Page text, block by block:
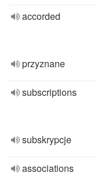
accorded
przyznane
subscriptions
subskrypcje
associations